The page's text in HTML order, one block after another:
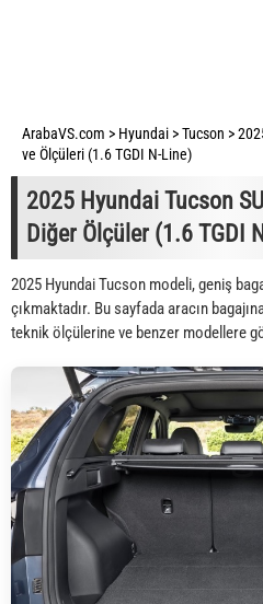
ArabaVS.com > Hyundai >Tucson >
ve Ölçüleri (1.6 TGDI N-Line)
2025 Hyundai Tucson
Diğer Ölçüler (1.6 TGDI
2025 Hyundai Tucson modeli, geniş
çıkmaktadır. Bu sayfada aracın
teknik ölçülerine ve benzer modellere